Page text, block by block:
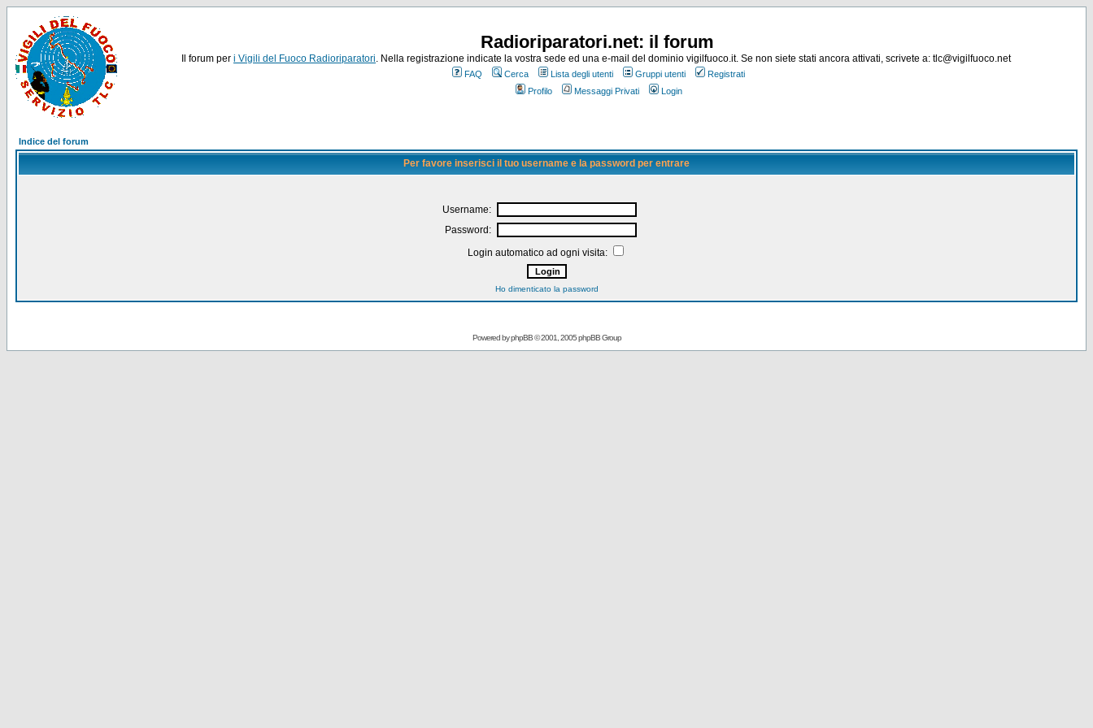
Radioriparatori.net: il forum
Il forum per i Vigili del Fuoco Radioriparatori. Nella registrazione indicate la vostra sede ed una e-mail del dominio vigilfuoco.it. Se non siete stati ancora attivati, scrivete a: tlc@vigilfuoco.net
FAQ Cerca Lista degli utenti Gruppi utenti
Registrati
Profilo
Messaggi Privati Login
Indice del forum
Per favore inserisci il tuo username e la password per entrare
Username:
Password:
Login automatico ad ogni visita:
Ho dimenticato la password
Powered byphpBB© 2001, 2005 phpBB Group